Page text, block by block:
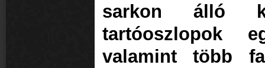
sarkon álló
tartóoszlopok
valamint több